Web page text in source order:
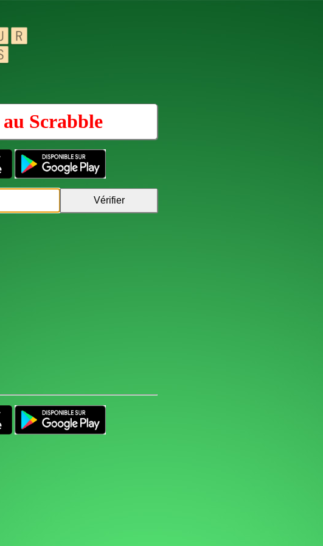
Scrabble